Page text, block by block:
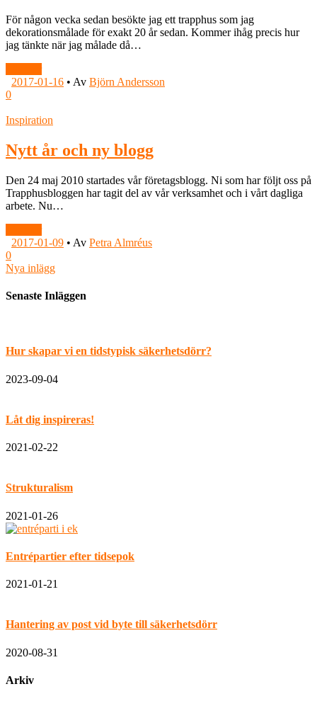
För någon vecka sedan besökte jag ett trapphus som jag
dekorationsmålade för exakt 20 år sedan. Kommer ihåg precis hur
jag tänkte när jag målade då…
2017-01-16 • Av Björn Andersson
0
Inspiration
Nytt år och ny blogg
Den 24 maj 2010 startades vår företagsblogg. Ni som har följt oss på
Trapphusbloggen har tagit del av vår verksamhet och i vårt dagliga
arbete. Nu…
2017-01-09 • Av Petra Almréus
0
Nya inlägg
Senaste Inläggen
Hur skapar vi en tidstypisk säkerhetsdörr?
2023-09-04
Låt dig inspireras!
2021-02-22
Strukturalism
2021-01-26
Entrépartier efter tidsepok
2021-01-21
Hantering av post vid byte till säkerhetsdörr
2020-08-31
Arkiv